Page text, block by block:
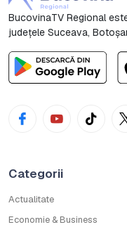
BucovinaTV Regional
județele Suceava,
Categorii
Actualitate
Economie & Business